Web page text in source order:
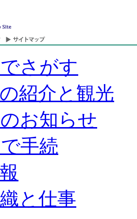
さがす
紹介と観光
お知らせ
手続
と仕事